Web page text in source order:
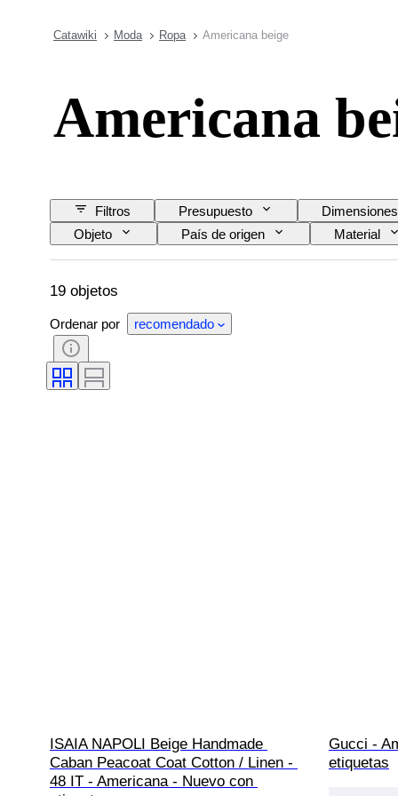
Catawiki Moda Ropa Americana beige
Americana
Filtros Presupuesto Dimensiones
Objeto
País de origen Material
Era
Motivo
19 objetos
Ordenar por recomendado
ISAIA NAPOLI Beige Handmade
Caban Peacoat Coat Cotton / Linen -
48 IT - Americana - Nuevo con
Gucci -
etiquetas